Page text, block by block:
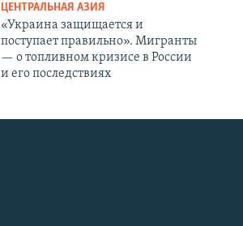
ЦЕНТРАЛЬНАЯ АЗИЯ
«Украина защищается и
поступает правильно». Мигранты
— о топливном кризисе в России
и его последствиях